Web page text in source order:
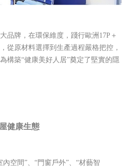
品牌，在環保維度，踐行歐洲17P＋
從原材料選擇到生產過程嚴格把控，
構築“健康美好人居”奠定了堅實的隱
健康生態
空間”、“門窗戶外”、“材藝智